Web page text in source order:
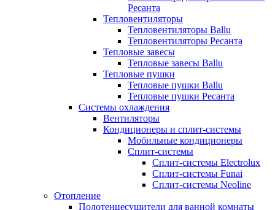
Ресанта
Тепловентиляторы
Тепловентиляторы Ballu
Тепловентиляторы Ресанта
Тепловые завесы
Тепловые завесы Ballu
Тепловые пушки
Тепловые пушки Ballu
Тепловые пушки Ресанта
Системы охлаждения
Вентиляторы
Кондиционеры и сплит-системы
Мобильные кондиционеры
Сплит-системы
Сплит-системы Electrolux
Сплит-системы Funai
Сплит-системы Neoline
Отопление
Полотенцесушители для ванной комнаты